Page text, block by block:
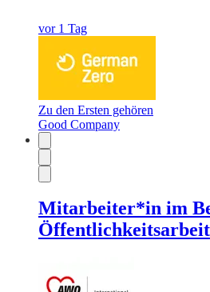
vor 1 Tag
Zu den Ersten gehören
Good Company
Mitarbeiter*in im
Öffentlichkeitsarbeit